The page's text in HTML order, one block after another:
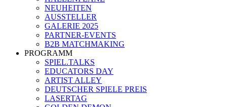
NEUHEITEN
AUSSTELLER
GALERIE 2025
PARTNER-EVENTS
B2B MATCHMAKING
PROGRAMM
SPIEL.TALKS
EDUCATORS DAY
ARTIST ALLEY
DEUTSCHER SPIELE PREIS
LASERTAG